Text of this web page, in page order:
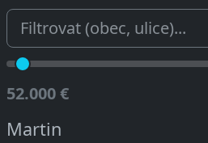
52.000 €
Martin